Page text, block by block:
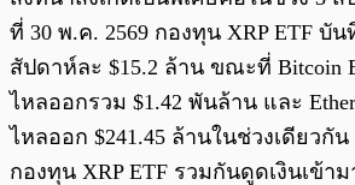
ที่ 30 พ.ค. 2569 กองทุน XRP ETF บัน
สัปดาห์ละ $15.2 ล้าน ขณะที่ Bitcoin
ไหลออกรวม $1.42 พันล้าน และ
ไหลออก $241.45 ล้านในช่วงเดียวกั
กองทุน XRP ETF รวมกันดูดเงินเข้าม